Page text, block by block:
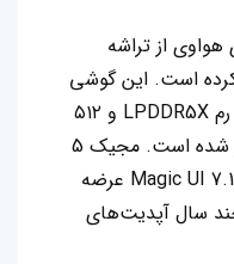
از تراشه
۲ استفاده کرده است. این گوشی
همچنین به ۱۲ گیگابایت حافظه رم LPDDR5X و ۵۱۲
گیگابایت حافظه UFS 4.0 مجهز شده است. مجیک 5
پرو با اندروید ۱۳ و رابط کاربری Magic UI 7.1 عرضه
سال آپدیت‌های